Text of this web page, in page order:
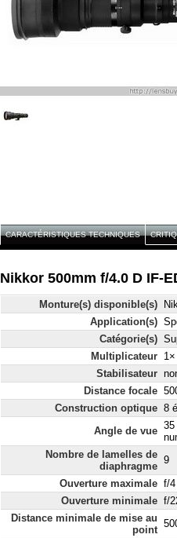
CARACTÉRISTIQUES TECHNIQUES
Nikkor 500mm f/4.0 D IF-
Monture(s) disponible(s)
Application(s)
Catégorie(s)
Multiplicateur 1×
Stabilisateur
Distance focale
Construction optique 8
Angle de vue 35
Nombre de lamelles de
diaphragme
9
Ouverture maximale f/4
Ouverture minimale f/
Distance minimale de mise au
point